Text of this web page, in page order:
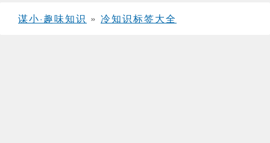
谋小·趣味知识 » 冷知识标签大全